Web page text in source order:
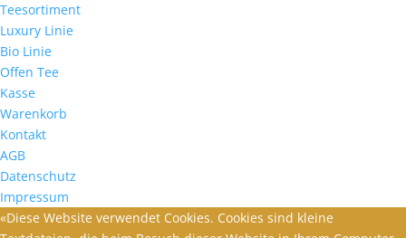
Teesortiment
Luxury Linie
Bio Linie
Offen Tee
Kasse
Warenkorb
Kontakt
AGB
Datenschutz
Impressum
«Diese Website verwendet Cookies. Cookies sind kleine